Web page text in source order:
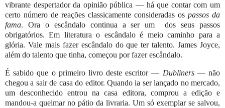
vibrante despertador da opinião pública — há que contar com um
certo número de reações classicamente consideradas os passos da
fama. Ora o escândalo continua a ser um dos seus passos
obrigatórios. Em literatura o escândalo é meio caminho para a
glória. Vale mais fazer escândalo do que ter talento. James Joyce,
além do talento que tinha, começou por fazer escândalo.
É sabido que o primeiro livro deste escritor — Dubliners— não
chegou a sair de casa do editor. Quando ia ser lançado no mercado,
um desconhecido entrou na casa editora, comprou a edição e
mandou-a queimar no pátio da livraria. Um só exemplar se salvou,